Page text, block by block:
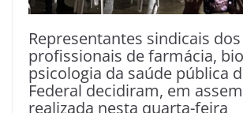
Representantes sindicais dos
profissionais de farmácia,
psicologia da saúde pública
Federal decidiram, em
realizada nesta quarta-feira